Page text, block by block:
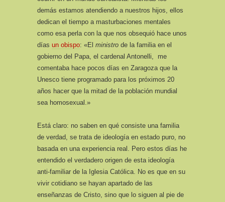
demás estamos atendiendo a nuestros hijos, ellos
dedican el tiempo a masturbaciones mentales
como esa perla con la que nos obsequió hace unos
días un obispo: «El ministro de la familia en el
gobierno del Papa, el cardenal Antonelli, me
comentaba hace pocos días en Zaragoza que la
Unesco tiene programado para los próximos 20
años hacer que la mitad de la población mundial
sea homosexual.»
Está claro: no saben en qué consiste una familia
de verdad, se trata de ideología en estado puro, no
basada en una experiencia real. Pero estos días he
entendido el verdadero origen de esta ideología
anti-familiar de la Iglesia Católica. No es que en su
vivir cotidiano se hayan apartado de las
enseñanzas de Cristo, sino que lo siguen al pie de